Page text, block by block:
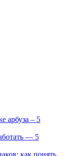
арбуза – 5
— 5
как понять,